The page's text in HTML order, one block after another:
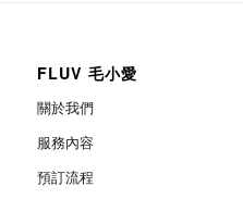
FLUV 毛小愛
關於我們
服務內容
預訂流程